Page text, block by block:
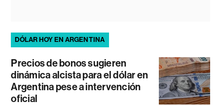
DÓLAR HOY EN ARGENTINA
Precios de bonos sugieren
dinámica alcista para el dólar en
Argentina pese a intervención
oficial